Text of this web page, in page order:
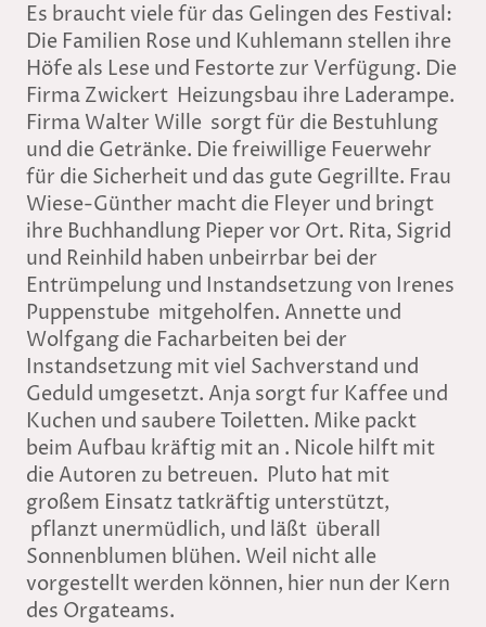
Es braucht viele für das Gelingen des Festival:
Die Familien Rose und Kuhlemann stellen ihre
Höfe als Lese und Festorte zur Verfügung. Die
Firma Zwickert Heizungsbau ihre Laderampe.
Firma Walter Wille sorgt für die Bestuhlung
und die Getränke. Die freiwillige Feuerwehr
für die Sicherheit und das gute Gegrillte. Frau
Wiese-Günther macht die Fleyer und bringt
ihre Buchhandlung Pieper vor Ort. Rita, Sigrid
und Reinhild haben unbeirrbar bei der
Entrümpelung und Instandsetzung von Irenes
Puppenstube mitgeholfen. Annette und
Wolfgang die Facharbeiten bei der
Instandsetzung mit viel Sachverstand und
Geduld umgesetzt. Anja sorgt fur Kaffee und
Kuchen und saubere Toiletten. Mike packt
beim Aufbau kräftig mit an . Nicole hilft mit
die Autoren zu betreuen. Pluto hat mit
großem Einsatz tatkräftig unterstützt,
pflanzt unermüdlich, und läßt überall
Sonnenblumen blühen. Weil nicht alle
vorgestellt werden können, hier nun der Kern
des Orgateams.